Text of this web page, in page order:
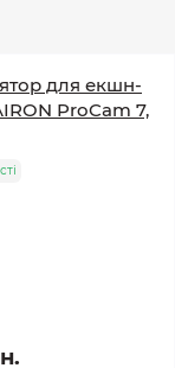
для екшн-
ProCam 7,